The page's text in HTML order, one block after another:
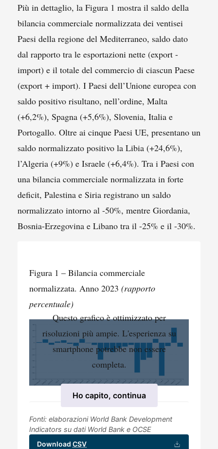
Più in dettaglio, la Figura 1 mostra il saldo della
bilancia commerciale normalizzata dei ventisei
Paesi della regione del Mediterraneo, saldo dato
dal rapporto tra le esportazioni nette (export -
import) e il totale del commercio di ciascun Paese
(export + import). I Paesi dell’Unione europea con
saldo positivo risultano, nell’ordine, Malta
(+6,2%), Spagna (+5,6%), Slovenia, Italia e
Portogallo. Oltre ai cinque Paesi UE, presentano un
saldo normalizzato positivo la Libia (+24,6%),
l’Algeria (+9%) e Israele (+6,4%). Tra i Paesi con
una bilancia commerciale normalizzata in forte
deficit, Palestina e Siria registrano un saldo
normalizzato intorno al -50%, mentre Giordania,
Bosnia-Erzegovina e Libano tra il -25% e il -30%.
Figura 1 – Bilancia commerciale
normalizzata. Anno 2023 (rapporto
percentuale)
Questo grafico è ottimizzato per
risoluzioni più ampie. L'esperienza su
smartphone potrebbe non essere
completa.
Ho capito, continua
Portogallo Spagna Francia Italia Slovenia Croazia Grecia Malta SerbiaBosnia-ErzegovinaMontenegro
Macedonia del Nord Albania Turchia Libano IsraelePalestina Egitto Libia Tunisia AlgeriaMarocco
Fonti: elaborazioni World Bank Development
Indicators su dati World Bank e OCSE
Download CSV